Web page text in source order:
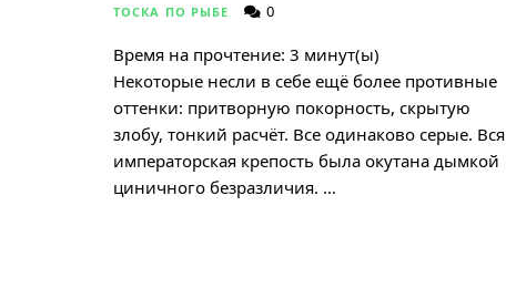
ТОСКА ПО РЫБЕ 0
Время на прочтение: 3 минут(ы)
Некоторые несли в себе ещё более противные
оттенки: притворную покорность, скрытую
злобу, тонкий расчёт. Все одинаково серые. Вся
императорская крепость была окутана дымкой
циничного безразличия. …